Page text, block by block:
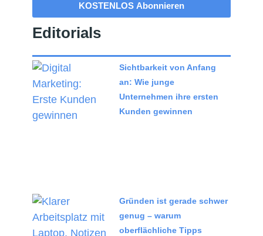
KOSTENLOS Abonnieren
Editorials
Sichtbarkeit von Anfang
an: Wie junge
Unternehmen ihre ersten
Kunden gewinnen
Gründen ist gerade schwer
genug – warum
oberflächliche Tipps